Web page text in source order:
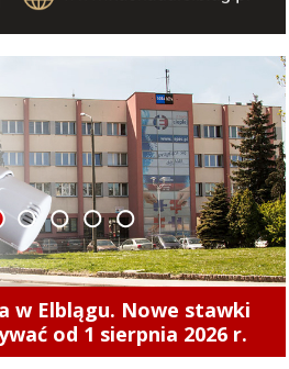
defibrylatorów?
3 4 5 6